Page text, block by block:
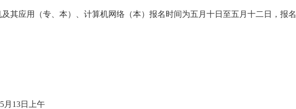
其应用（专、本）、计算机网络（本）报名时间为五月十日至五月十二日，报名
月13日上午